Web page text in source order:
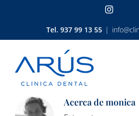
Instagram
Tel. 937 99 13 55 |
Acerca demonica